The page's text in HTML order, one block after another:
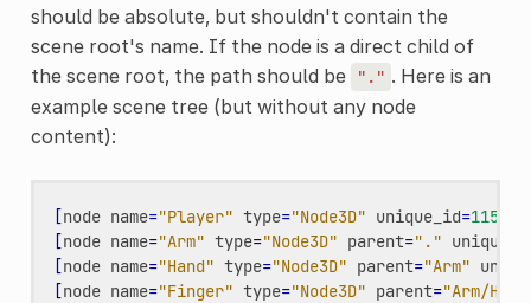
should be absolute, but shouldn't contain the
scene root's name. If the node is a direct child of
the scene root, the path should be
"." . Here is an
example scene tree (but without any node
content):
[node name="Player" type="Node3D" unique_id=
[node name="Arm" type="Node3D" parent="."
[node name="Hand" type="Node3D" parent="Arm"
[node name="Finger" type="Node3D" parent="Arm/